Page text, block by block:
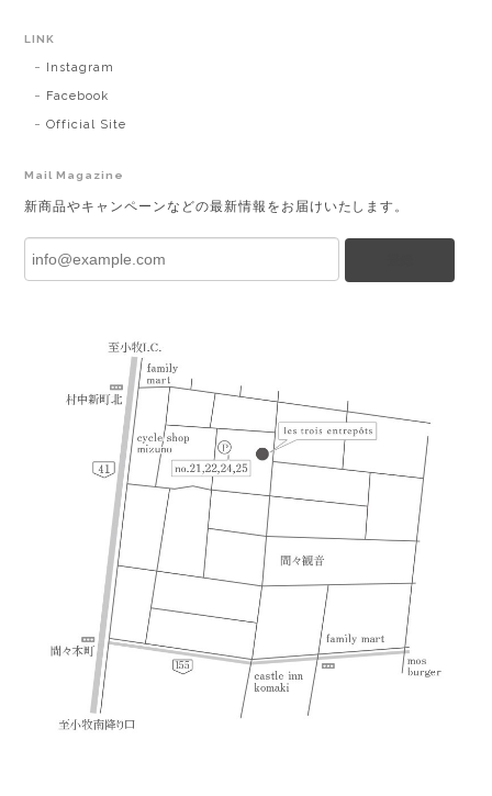
LINK
Instagram
Facebook
Official Site
Mail Magazine
新商品やキャンペーンなどの最新情報をお届けいたします。